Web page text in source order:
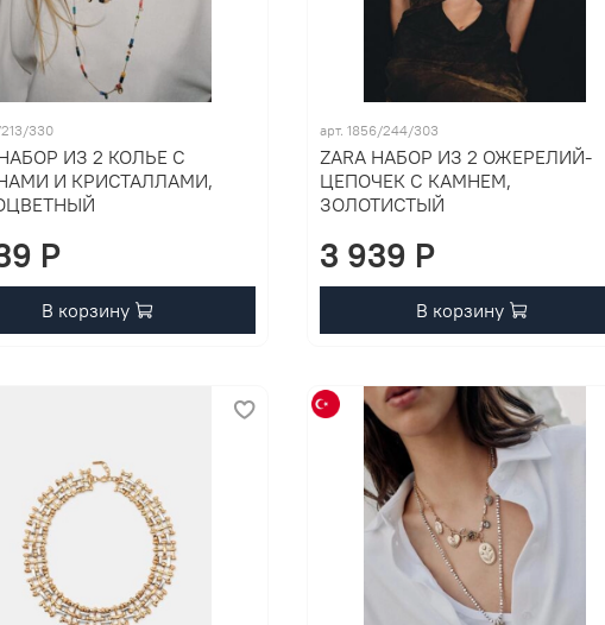
213/330
ИЗ 2 КОЛЬЕ С
И КРИСТАЛЛАМИ,
P
В корзину
арт. 1856/244/303
ZARA НАБОР ИЗ 2 ОЖЕРЕЛИЙ-
ЦЕПОЧЕК С КАМНЕМ,
ЗОЛОТИСТЫЙ
3 939 P
В корзину